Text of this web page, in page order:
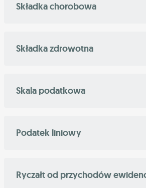
Składka chorobowa
Składka zdrowotna
Skala podatkowa
Podatek liniowy
Ryczałt od przychodów